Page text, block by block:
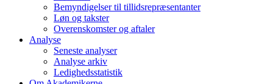
Bemyndigelser til tillidsrepræsentanter
Løn og takster
Overenskomster og aftaler
Analyse
Seneste analyser
Analyse arkiv
Ledighedsstatistik